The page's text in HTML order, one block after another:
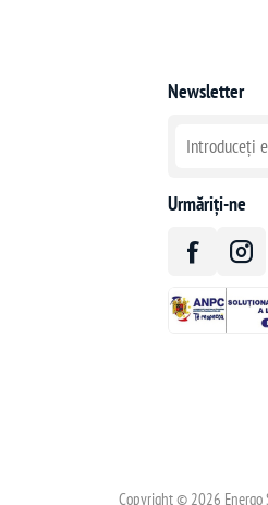
Newsletter
Urmăriți-ne
Copyright © 2026 Energo